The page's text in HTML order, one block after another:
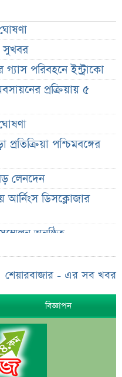
সুখবর
পরিবহনে ইন্ট্রাকো
প্রক্রিয়ায় ৫
পশ্চিমবঙ্গের
লেনদেন
আর্নিংস ডিসক্লোজার
অনুষ্ঠিত
নামে
শেয়ারবাজার - এর সব খবর
বিজ্ঞাপন